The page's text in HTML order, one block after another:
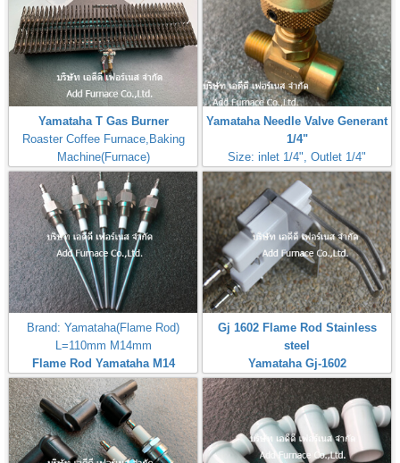
Yamataha T Gas Burner
Roaster Coffee Furnace,Baking
Machine(Furnace)
Yamataha Needle Valve Generant
1/4"
Size: inlet 1/4", Outlet 1/4"
Max Inlet
Pressure:50PSI(3,5Bar,350kPa)
Brand: Yamataha(Flame Rod)
L=110mm M14mm
Flame Rod Yamataha M14
L110mm
Gj 1602 Flame Rod Stainless
steel
Yamataha Gj-1602